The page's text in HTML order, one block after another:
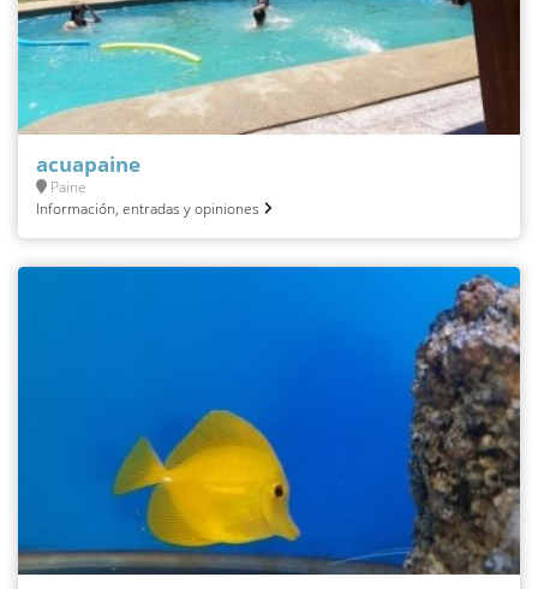
acuapaine
Paine
Información, entradas y opiniones